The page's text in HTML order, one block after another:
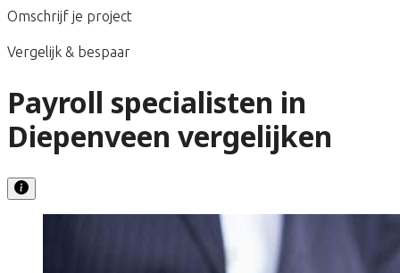
Omschrijf je project
Vergelijk & bespaar
Payroll specialisten in
Diepenveen vergelijken